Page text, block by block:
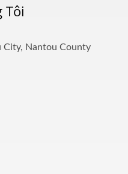
Tôi
City, Nantou County